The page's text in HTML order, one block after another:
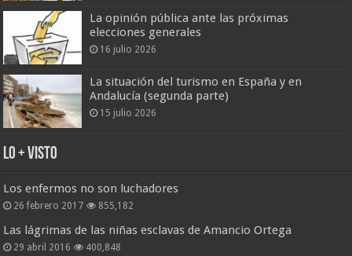
La opinión pública ante las próximas
elecciones generales
16 julio 2026
La situación del turismo en España y en
Andalucía (segunda parte)
15 julio 2026
Lo + Visto
Los enfermos no son luchadores
26 febrero 2017 855,182
Las lágrimas de las niñas esclavas de Amancio Ortega
29 abril 2016 400,848